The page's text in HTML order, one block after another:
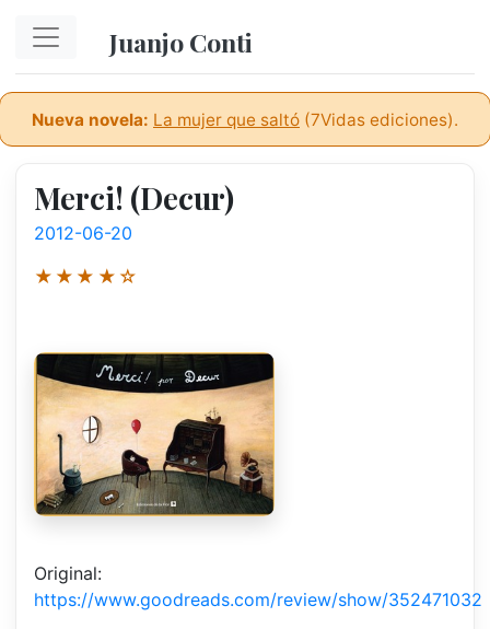
Juanjo Conti
Nueva novela: La mujer que saltó (7Vidas ediciones).
Merci! (Decur)
2012-06-20
★★★★☆
Original:
https://www.goodreads.com/review/show/352471032